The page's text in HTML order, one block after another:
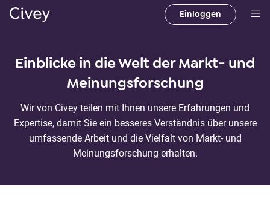
p
t
n
h
a
|
Einloggen
Einblicke in die Welt der Markt- und
Meinungsforschung
Wir von Civey teilen mit Ihnen unsere Erfahrungen und
Expertise, damit Sie ein besseres Verständnis über unsere
umfassende Arbeit und die Vielfalt von Markt- und
Meinungsforschung erhalten.